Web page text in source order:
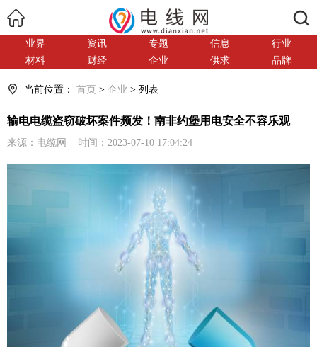
业界 资讯 专题 信息
行业
材料
财经 企业 供求 品牌
当前位置： 首页 > 企业 > 列表
输电电缆盗窃破坏案件频发！南非约堡用电安全不容乐观
来源：电缆网 时间：2023-07-10 17:04:24